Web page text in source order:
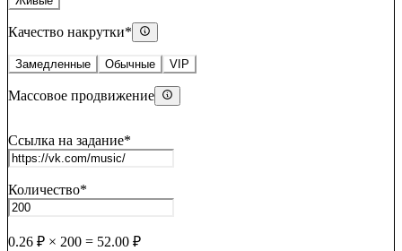
Качество накрутки*
Замедленные Обычные VIP
Массовое продвижение
Ссылка на задание*
Количество*
0.26 ₽ × 200 = 52.00 ₽